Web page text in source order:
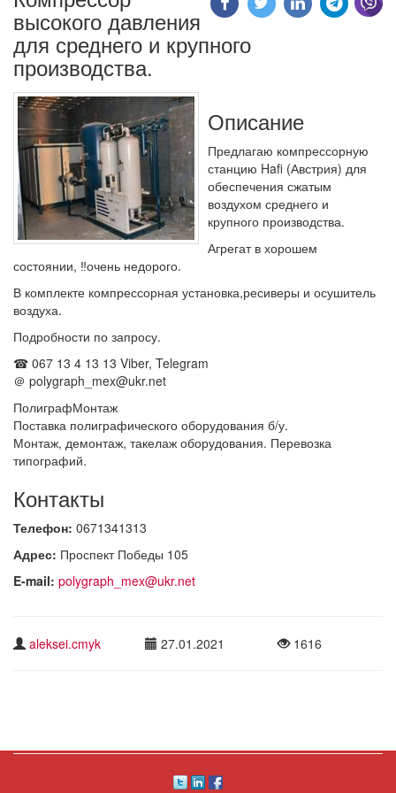
высокого давления
для среднего и крупного
производства.
Описание
Предлагаю компрессорную
станцию Hafi (Австрия) для
обеспечения сжатым
воздухом среднего и
крупного производства.
Агрегат в хорошем
состоянии, ‼очень недорого.
В комплекте компрессорная установка,ресиверы и осушитель
воздуха.
Подробности по запросу.
☎ 067 13 4 13 13 Viber, Telegram
＠ polygraph_mex@ukr.net
ПолиграфМонтаж
Поставка полиграфического оборудования б/у.
Монтаж, демонтаж, такелаж оборудования. Перевозка
типографий.
Контакты
Телефон: 0671341313
Адрес: Проспект Победы 105
E-mail: polygraph_mex@ukr.net
aleksei.cmyk 27.01.2021 1616